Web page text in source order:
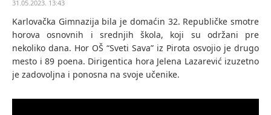
31.05.2023. 13:43
Karlovačka Gimnazija bila je domaćin 32. Republičke smotre
horova osnovnih i srednjih škola, koji su održani pre
nekoliko dana. Hor OŠ “Sveti Sava” iz Pirota osvojio je drugo
mesto i 89 poena. Dirigentica hora Jelena Lazarević izuzetno
je zadovoljna i ponosna na svoje učenike.